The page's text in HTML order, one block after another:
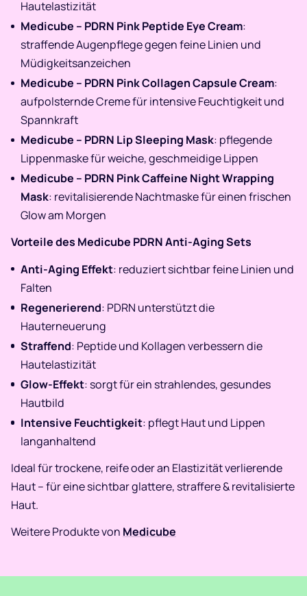
Hautelastizität
Medicube – PDRN Pink Peptide Eye Cream:
straffende Augenpflege gegen feine Linien und
Müdigkeitsanzeichen
Medicube – PDRN Pink Collagen Capsule Cream:
aufpolsternde Creme für intensive Feuchtigkeit und
Spannkraft
Medicube – PDRN Lip Sleeping Mask: pflegende
Lippenmaske für weiche, geschmeidige Lippen
Medicube – PDRN Pink Caffeine Night Wrapping
Mask: revitalisierende Nachtmaske für einen frischen
Glow am Morgen
Vorteile des Medicube PDRN Anti-Aging Sets
Anti-Aging Effekt: reduziert sichtbar feine Linien und
Falten
Regenerierend: PDRN unterstützt die
Hauterneuerung
Straffend: Peptide und Kollagen verbessern die
Hautelastizität
Glow-Effekt: sorgt für ein strahlendes, gesundes
Hautbild
Intensive Feuchtigkeit: pflegt Haut und Lippen
langanhaltend
Ideal für trockene, reife oder an Elastizität verlierende
Haut – für eine sichtbar glattere, straffere & revitalisierte
Haut.
Weitere Produkte von Medicube